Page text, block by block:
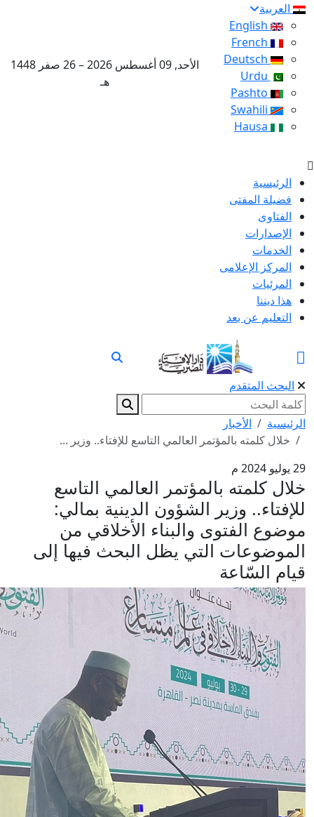
العربية
English
French
Deutsch
Urdu
Pashto
Swahili
Hausa
الأحد, 09 أغسطس 2026 – 26 صفر 1448
الرئيسية
فضيلة المفتى
الفتاوى
الإصدارات
الخدمات
المركز الإعلامى
المرئيات
هذا ديننا
التعليم عن بعد
البحث المتقدم
الأخبار
خلال كلمته بالمؤتمر العالمي التاسع للإفتاء.. وزير ...
2024 م
كلمته بالمؤتمر العالمي التاسع
وزير الشؤون الدينية بمالي:
الفتوى والبناء الأخلاقي من
التي يظل البحث فيها إلى
السّاعة